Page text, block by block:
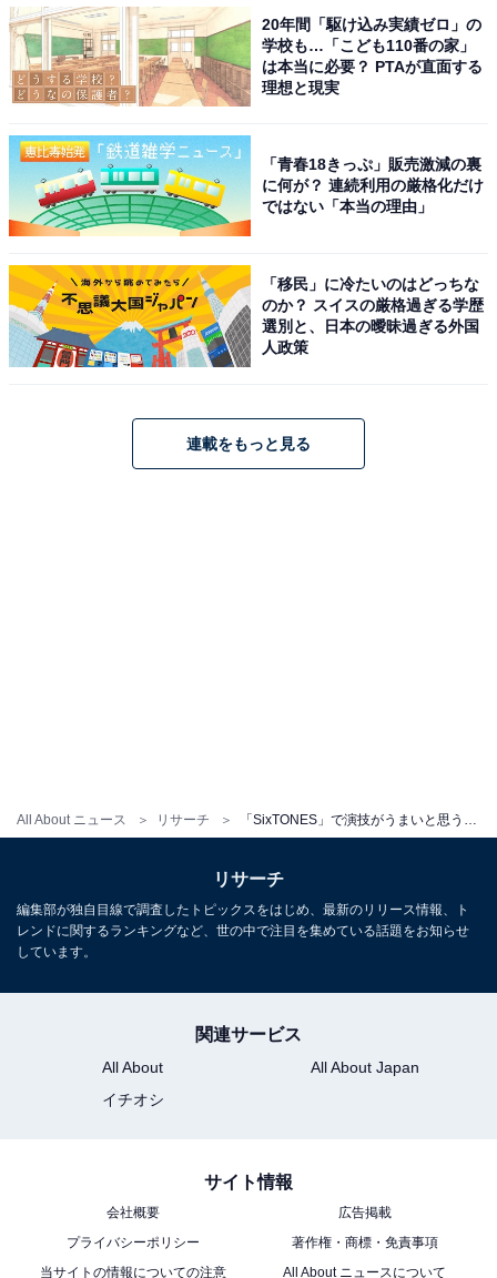
All About ニュース リサーチ
A post shared by 【オシドラサタデー公式】 (@oshidora_ex)
1位は「松村北斗」さんです。2009年にジャニーズ事務
所に入所したメンバーで、「中山優馬 w/B.I.Shadow」に
参加するなどJr.時代から活躍。俳優業も早くから開始
系）、『Piece』（日本テレビ系）などのドラマに登
場。映画『坂道のアポロン』『ライアー×ライアー』な
どの演技が評価され、俳優業を中心にソロ活動を進めて
ブレークのきっかけとなったのは、NHK朝の連続テレビ
わけられ、みている側も引き込まれるから」（大阪府／
40代女性）、「朝ドラに出演されてから以前より演技力
あがって上手くなったから」（神奈川県／30代男性）、
＞6位までの全ランキング結果を見る
この記事の筆者：
長年にわたってテレビ局でバラエティ番組、情報番
組などを制作。その後、フリーランスの編集・ライ
20年間「駆け込み実績ゼロ」の
学校も…「こども110番の家」
は本当に必要？ PTAが直面する
理想と現実
「青春18きっぷ」販売激減の裏
に何が？ 連続利用の厳格化だけ
ではない「本当の理由」
「移民」に冷たいのはどっちな
のか？ スイスの厳格過ぎる学歴
選別と、日本の曖昧過ぎる外国
人政策
連載をもっと見る
リサーチ
編集部が独自目線で調査したトピックスをはじめ、最新のリリース情報、ト
レンドに関するランキングなど、世の中で注目を集めている話題をお知らせ
しています。
関連サービス
All About
All About Japan
イチオシ
サイト情報
会社概要
広告掲載
プライバシーポリシー
著作権・商標・免責事項
当サイトの情報についての注意
All About ニュースについて